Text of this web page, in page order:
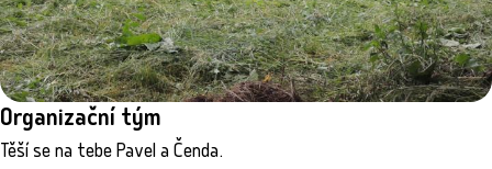
Organizační tým
Těší se na tebe Pavel a Čenda.